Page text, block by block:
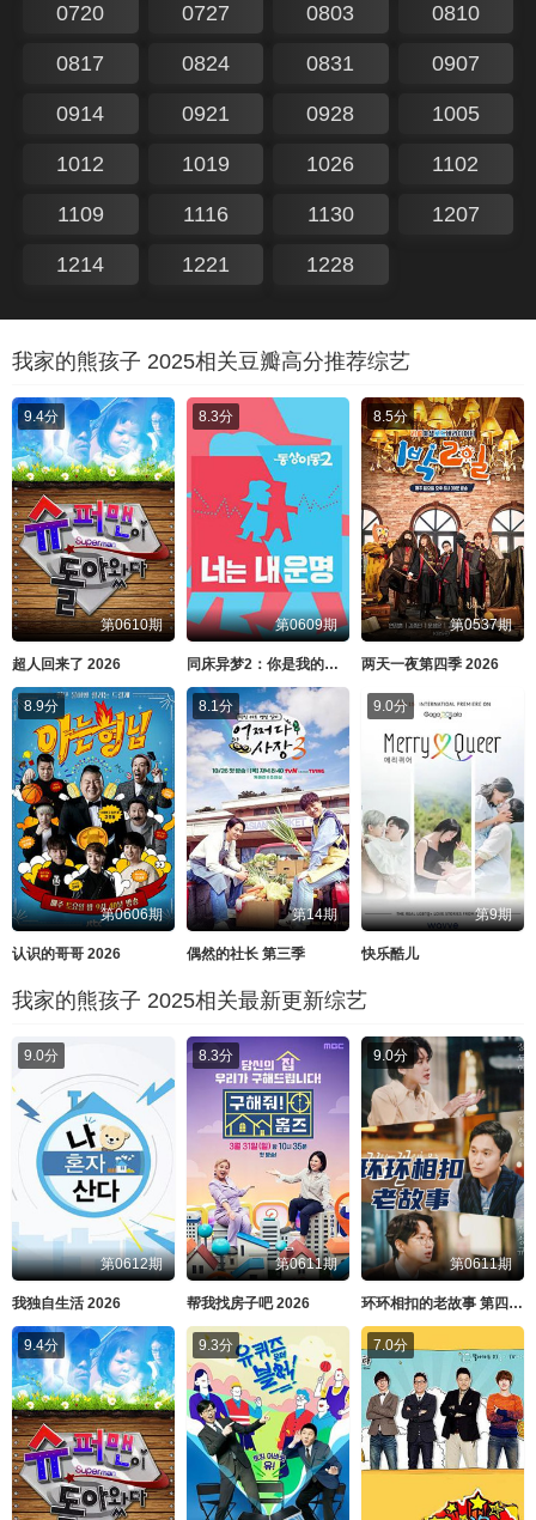
0720 0727 0803 0810
0817 0824 0831 0907
0914 0921 0928 1005
1012 1019 1026 1102
1109 1116 1130 1207
1214 1221 1228
我家的熊孩子 2025相关豆瓣高分推荐综艺
9.4分
第0610期
超人回来了 2026
8.3分
第0609期
同床异梦2：你是我的命运 2026
8.5分
第0537期
两天一夜第四季 2026
8.9分
第0606期
认识的哥哥 2026
8.1分
第14期
偶然的社长 第三季
9.0分
第9期
快乐酷儿
我家的熊孩子 2025相关最新更新综艺
9.0分
第0612期
我独自生活 2026
8.3分
第0611期
帮我找房子吧 2026
9.0分
第0611期
环环相扣的老故事 第四季 2026
9.4分 9.3分 7.0分